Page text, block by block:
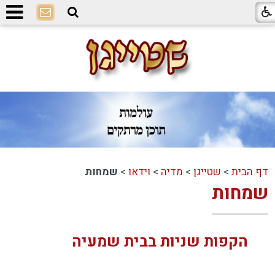
דף הבית > שטייגן > מדיה > וידאו > שמחות
שמחות
הקפות שניות בבית שמעיה